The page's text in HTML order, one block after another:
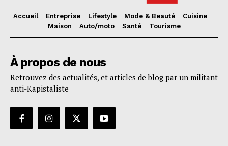
Accueil Entreprise Lifestyle Mode & Beauté
Cuisine
Maison
Auto/moto Santé Tourisme
À propos de nous
Retrouvez des actualités, et articles de blog par un militant
anti-Kapistaliste